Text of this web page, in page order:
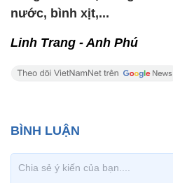
nước, bình xịt,...
Linh Trang - Anh Phú